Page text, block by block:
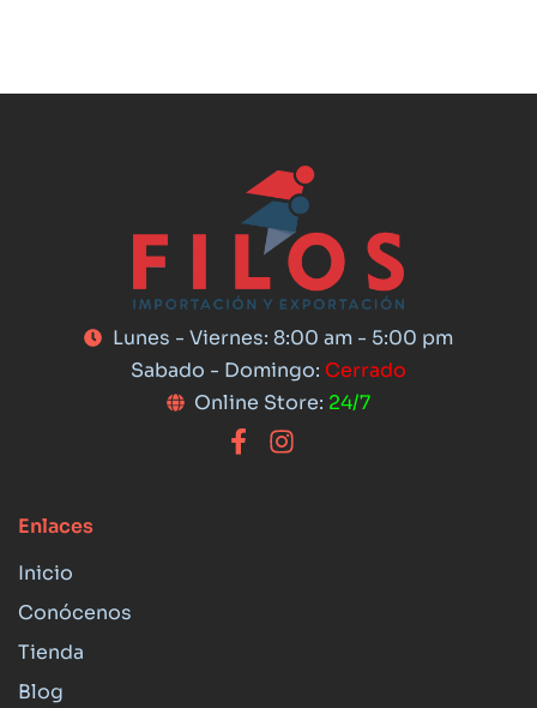
Lunes - Viernes: 8:00 am - 5:00 pm
Sabado - Domingo: Cerrado
Online Store: 24/7
Enlaces
Inicio
Conócenos
Tienda
Blog